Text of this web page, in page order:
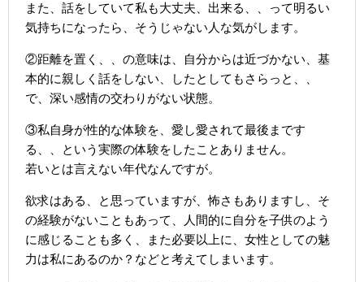
また、話をしていて私も大丈夫、出来る、、って明るい
気持ちになったら、そうじゃない人な気がします。
②距離を置く、、の意味は、自分からは近づかない、基
本的に親しく話をしない、したとしてもさらっと、、
で、深い感情の交わりがない状態。
③私自身が性的な体験を、愛し愛されて最後まです
る、、という実際の体験をしたことありません。
若いとは言えない年代なんですが。
欲求はある、と思っていますが、怖さもありますし、そ
の経験がないこともあって、人間的に自分を子供のよう
に感じることも多く、また必要以上に、女性としての魅
力は私にあるのか？などと考えてしまいます。